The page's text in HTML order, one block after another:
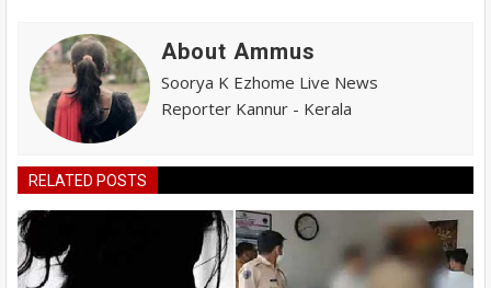
About Ammus
Soorya K Ezhome Live News
Reporter Kannur - Kerala
RELATED POSTS